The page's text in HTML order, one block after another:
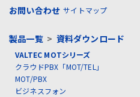
お問い合わせ サイトマップ
製品一覧> 資料ダウンロード
VALTEC MOTシリーズ
クラウドPBX「MOT/TEL」
MOT/PBX
ビジネスフォン